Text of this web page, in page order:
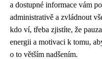
a dostupné informace vám
administrativě a zvládnout
kdo ví, třeba zjistíte, že
energii a motivaci k tomu,
o to větším nadšením.